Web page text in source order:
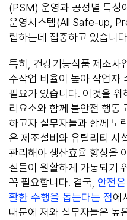
(PSM) 운영과 공정별 특성
운영시스템(All Safe-up,
립하는데 집중하고 있습니
특히, 건강기능식품 제조사
수작업 비율이 높아 작업자
필요가 있습니다. 이것을
리요소와 함께 불안전 행동
하고자 실무자들과 함께 노
은 제조설비와 유틸리티 시
관리해야 생산효율 향상을
설들이 원활하게 가동되기
꼭 필요합니다. 결국, 안전
활한 수행을 돕는다는 점에
때문에 저와 실무자들은 높